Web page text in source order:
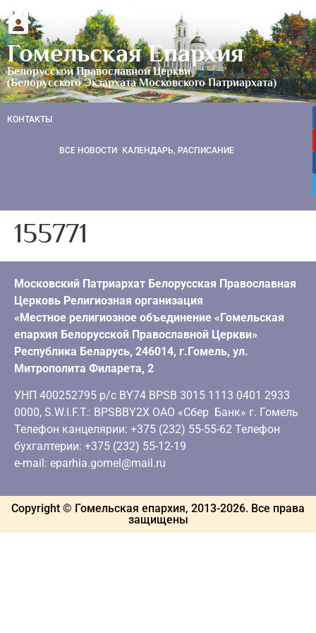
Гомельская Епархия
Белорусской Православной Церкви
(Белорусского Экзархата Московского Патриархата)
КОНТАКТЫ
ВСЕ НОВОСТИ КАЛЕНДАРЬ, РАСПИСАНИЕ
155771
Московский Патриархат Белорусская Православная
Церковь Религиозная организация
«Местное религиозное объединение «Гомельская
епархия Белорусской Православной Церкви»
Республика Беларусь, 246014, г.Гомель, ул.
Митрополита Филарета, 2
УНП 400252795 р/с BY74 BPSB 3015 1113 0401 2933
0000, S.W.I.F.T.: BPSBBY2X ОАО «Сбер Банк» г. Гомель
Телефон канцелярии: +375 (232) 55-55-62 Телефон
бухгалтерии: +375 (232) 55-12-19
e-mail: eparhia.gomel@mail.ru
Copyright © Гомельская епархия, 2013-2026. Все права
защищены